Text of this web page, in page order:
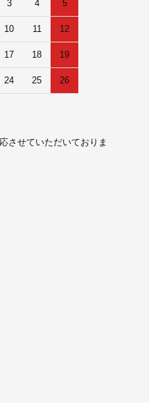
3 4 5
10 11 12
17 18 19
24 25 26
させていただいておりま